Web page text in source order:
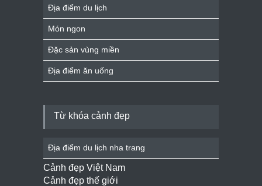
Địa điểm du lịch
Món ngon
Đặc sản vùng miền
Địa điểm ăn uống
Từ khóa cảnh đẹp
Địa điểm du lịch nha trang
Cảnh đẹp Việt Nam
Cảnh đẹp thế giới